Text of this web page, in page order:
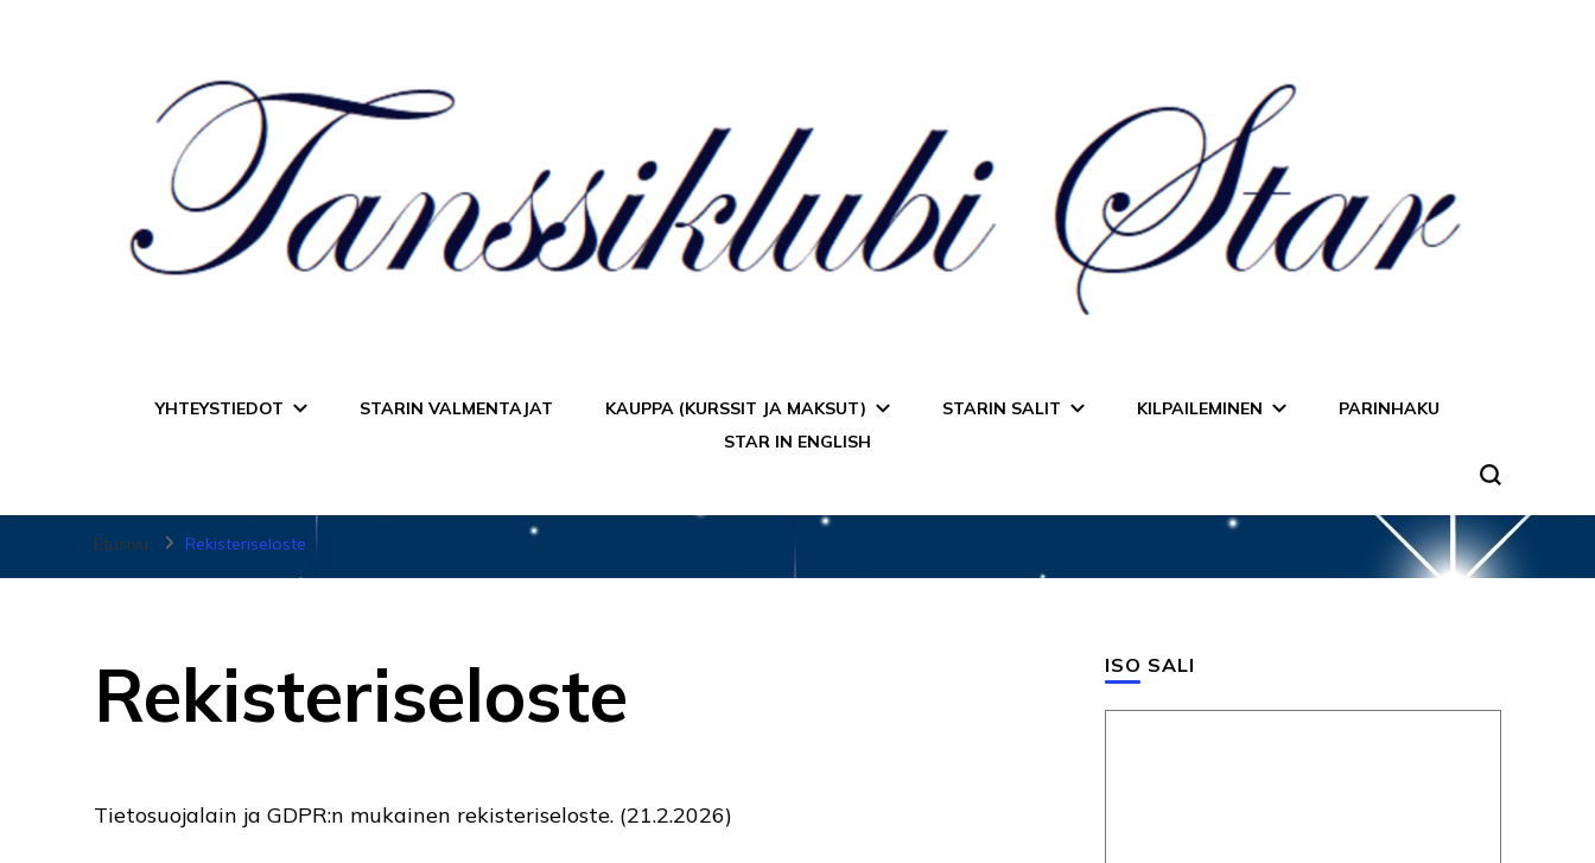
YHTEYSTIEDOT STARIN VALMENTAJAT KAUPPA (KURSSIT JA MAKSUT) STARIN SALIT KILPAILEMINEN
PARINHAKU
STAR IN ENGLISH
Etusivu Rekisteriseloste
Rekisteriseloste
Tietosuojalain ja GDPR:n mukainen rekisteriseloste. (21.2.2026)
ISO SALI